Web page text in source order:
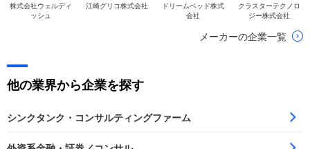
株式会社ウェルディ
ッシュ
江崎グリコ株式会社
ドリームベッド株式
会社
クラスターテクノロ
ジー株式会社
メーカーの企業一覧
他の業界から企業を探す
シンクタンク・コンサルティングファーム